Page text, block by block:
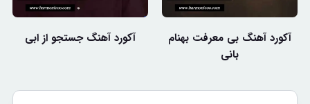
آکورد آهنگ بی معرفت بهنام
بانی
آکورد آهنگ جستجو از ابی